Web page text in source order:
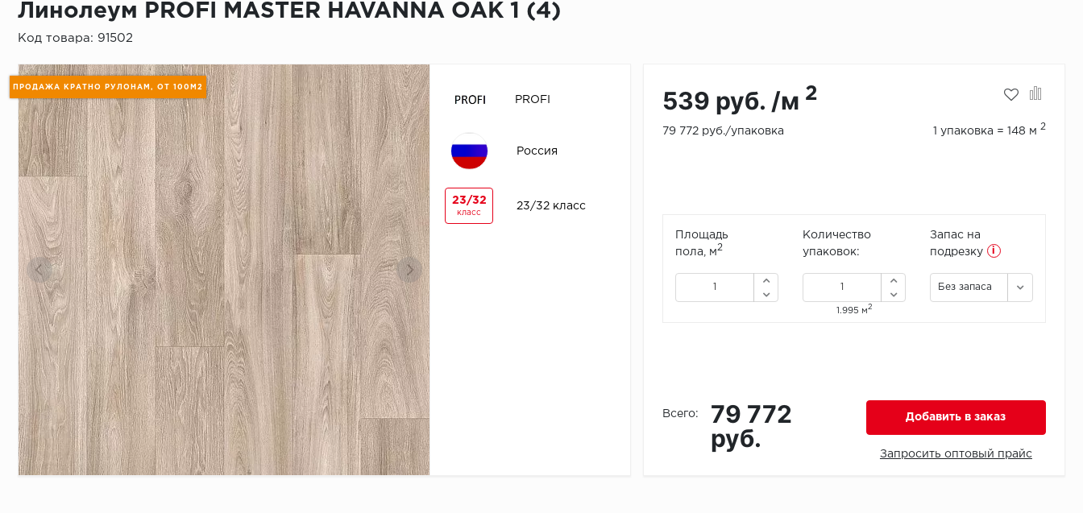
Линолеум PROFI MASTER HAVANNA OAK 1 (4)
Код товара: 91502
ПРОДАЖА КРАТНО РУЛОНАМ, ОТ 100М2
PROFI
Россия
23/32
класс
23/32 класс
539 руб. /м 2
79 772 руб./упаковка 1 упаковка = 148 м 2
Площадь
пола, м2
Количество
упаковок:
1.995 м2
Запас на
подрезку
i
Без запаса
Всего:
79 772
руб.
Добавить в заказ
Запросить оптовый прайс